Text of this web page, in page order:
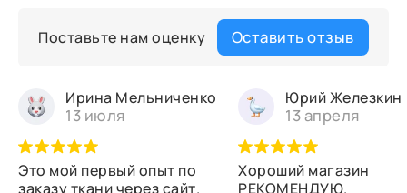
Поставьте нам оценку Оставить отзыв
Ирина Мельниченко
13 июля
Это мой первый опыт по
заказу ткани через сайт.
Юрий Железкин
13 апреля
Хороший магазин
РЕКОМЕНДУЮ.